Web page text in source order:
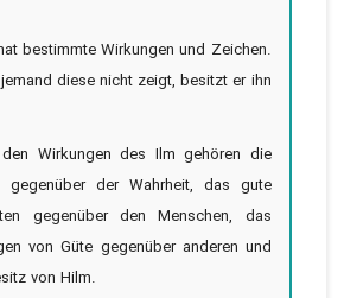
bestimmte Wirkungen und Zeichen.
diese nicht zeigt, besitzt er ihn
Wirkungen des Ilm gehören die
gegenüber der Wahrheit, das gute
gegenüber den Menschen, das
von Güte gegenüber anderen und
von Hilm.